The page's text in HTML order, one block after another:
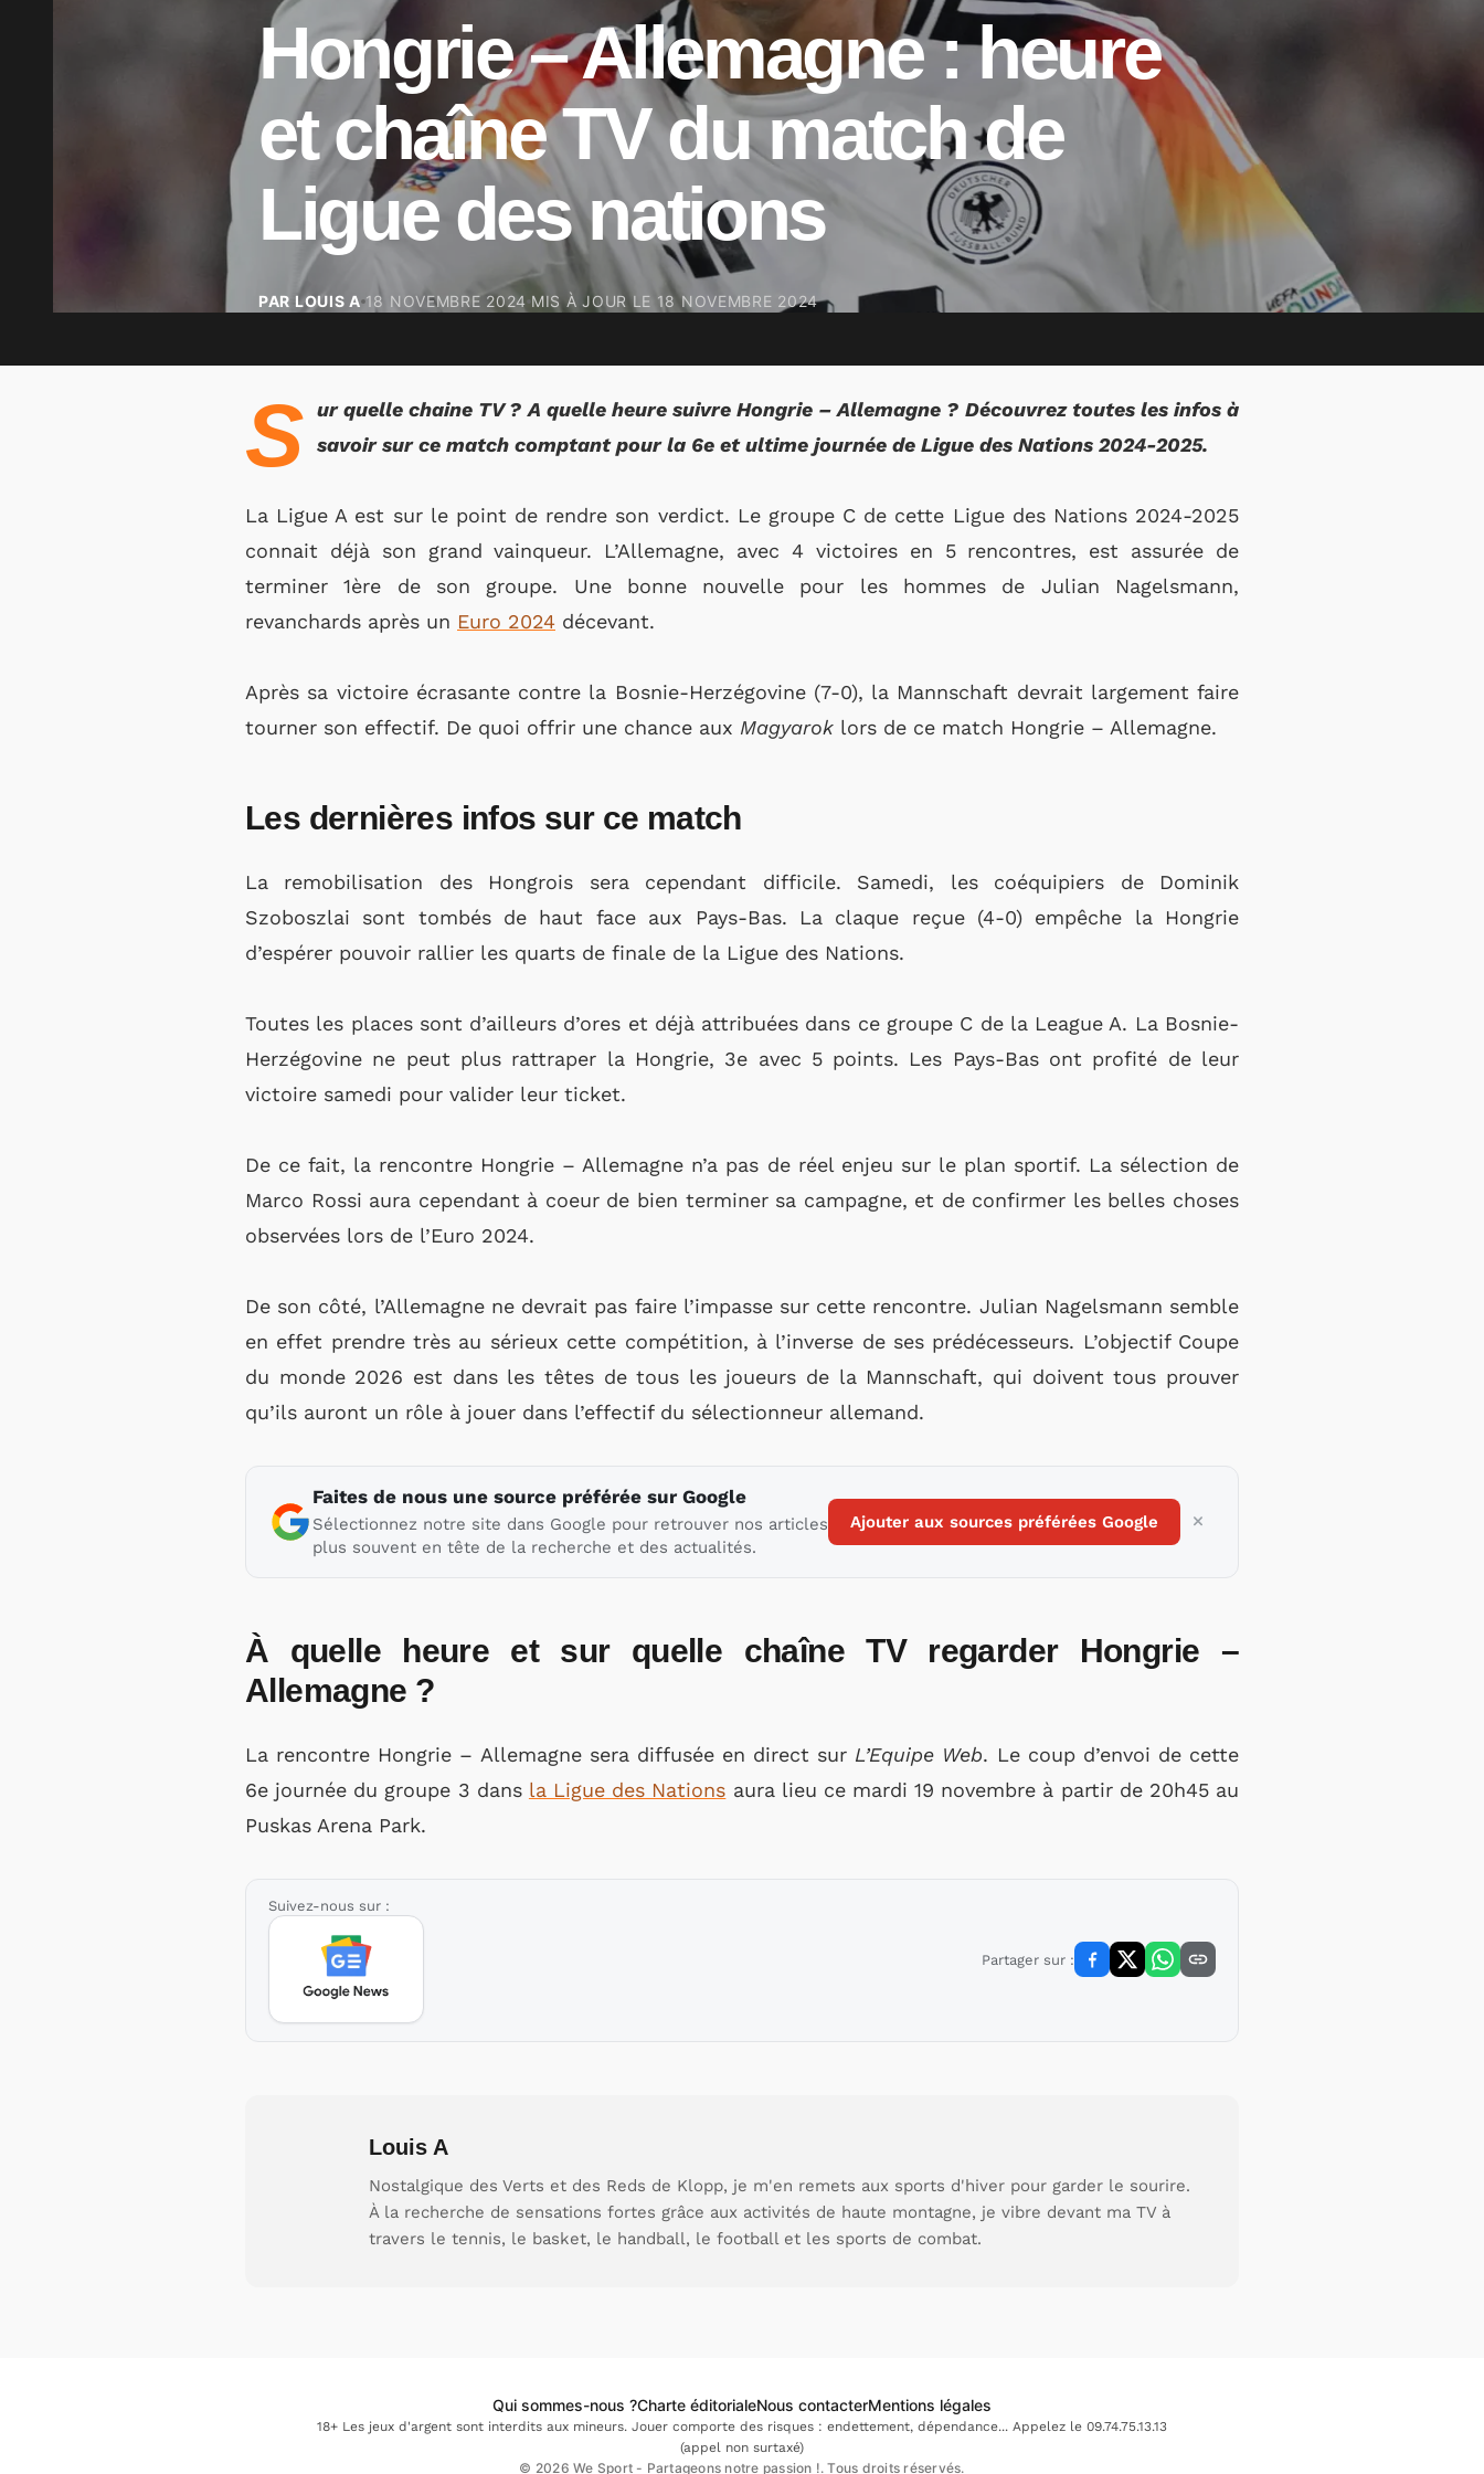
Hongrie – Allemagne : heure
et chaîne TV du match de
Ligue des nations
PAR LOUIS A 18 NOVEMBRE 2024 MIS À JOUR LE 18 NOVEMBRE 2024
S ur quelle chaine TV ? A quelle heure suivre Hongrie – Allemagne ? Découvrez toutes les infos à
savoir sur ce match comptant pour la 6e et ultime journée de Ligue des Nations 2024-2025.
La Ligue A est sur le point de rendre son verdict. Le groupe C de cette Ligue des Nations 2024-2025
connait déjà son grand vainqueur. L’Allemagne, avec 4 victoires en 5 rencontres, est assurée de
terminer 1ère de son groupe. Une bonne nouvelle pour les hommes de Julian Nagelsmann,
revanchards après un Euro 2024 décevant.
Après sa victoire écrasante contre la Bosnie-Herzégovine (7-0), la Mannschaft devrait largement faire
tourner son effectif. De quoi offrir une chance aux Magyarok lors de ce match Hongrie – Allemagne.
Les dernières infos sur ce match
La remobilisation des Hongrois sera cependant difficile. Samedi, les coéquipiers de Dominik
Szoboszlai sont tombés de haut face aux Pays-Bas. La claque reçue (4-0) empêche la Hongrie
d’espérer pouvoir rallier les quarts de finale de la Ligue des Nations.
Toutes les places sont d’ailleurs d’ores et déjà attribuées dans ce groupe C de la League A. La Bosnie-
Herzégovine ne peut plus rattraper la Hongrie, 3e avec 5 points. Les Pays-Bas ont profité de leur
victoire samedi pour valider leur ticket.
De ce fait, la rencontre Hongrie – Allemagne n’a pas de réel enjeu sur le plan sportif. La sélection de
Marco Rossi aura cependant à coeur de bien terminer sa campagne, et de confirmer les belles choses
observées lors de l’Euro 2024.
De son côté, l’Allemagne ne devrait pas faire l’impasse sur cette rencontre. Julian Nagelsmann semble
en effet prendre très au sérieux cette compétition, à l’inverse de ses prédécesseurs. L’objectif Coupe
du monde 2026 est dans les têtes de tous les joueurs de la Mannschaft, qui doivent tous prouver
qu’ils auront un rôle à jouer dans l’effectif du sélectionneur allemand.
Faites de nous une source préférée sur Google
Sélectionnez notre site dans Google pour retrouver nos articles
plus souvent en tête de la recherche et des actualités.
Ajouter aux sources préférées Google
À quelle heure et sur quelle chaîne TV regarder Hongrie –
Allemagne ?
La rencontre Hongrie – Allemagne sera diffusée en direct sur L’Equipe Web. Le coup d’envoi de cette
6e journée du groupe 3 dans la Ligue des Nations aura lieu ce mardi 19 novembre à partir de 20h45 au
Puskas Arena Park.
Suivez-nous sur :
Partager sur :
Louis A
Nostalgique des Verts et des Reds de Klopp, je m'en remets aux sports d'hiver pour garder le sourire.
À la recherche de sensations fortes grâce aux activités de haute montagne, je vibre devant ma TV à
travers le tennis, le basket, le handball, le football et les sports de combat.
Qui sommes-nous ?Charte éditorialeNous contacterMentions légales
18+ Les jeux d'argent sont interdits aux mineurs. Jouer comporte des risques : endettement, dépendance... Appelez le 09.74.75.13.13
(appel non surtaxé)
© 2026 We Sport - Partageons notre passion !. Tous droits réservés.